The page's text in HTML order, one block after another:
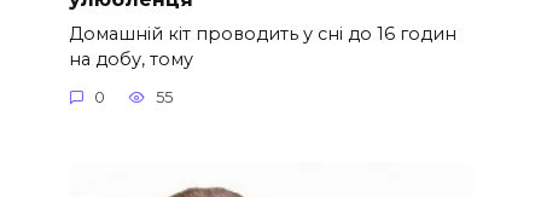
Домашній кіт проводить у сні до 16 годин
на добу, тому
0 55